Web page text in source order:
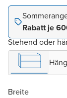
Rabatt je
Stehend oder
Breite